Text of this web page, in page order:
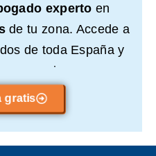
experto en
de tu zona. Accede a
de toda España y
gratis